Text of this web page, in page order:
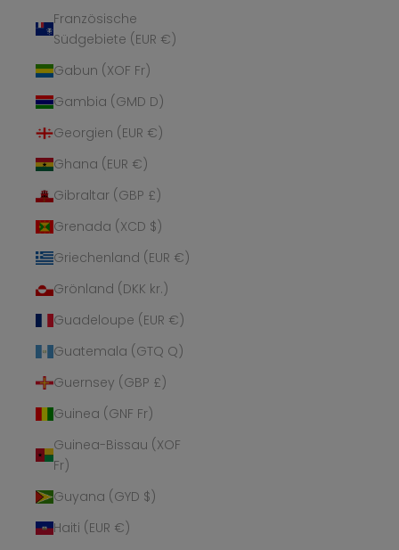
Französische
Südgebiete (EUR €)
Gabun (XOF Fr)
Gambia (GMD D)
Georgien (EUR €)
Ghana (EUR €)
Gibraltar (GBP £)
Grenada (XCD $)
Griechenland (EUR €)
Grönland (DKK kr.)
Guadeloupe (EUR €)
Guatemala (GTQ Q)
Guernsey (GBP £)
Guinea (GNF Fr)
Guinea-Bissau (XOF
Fr)
Guyana (GYD $)
Haiti (EUR €)